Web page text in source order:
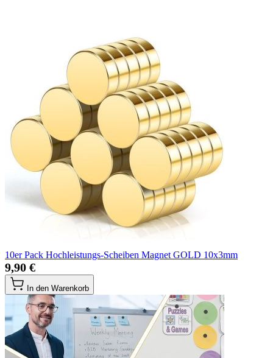
10er Pack Hochleistungs-Scheiben Magnet GOLD 10x3mm
9,90 €
In den Warenkorb